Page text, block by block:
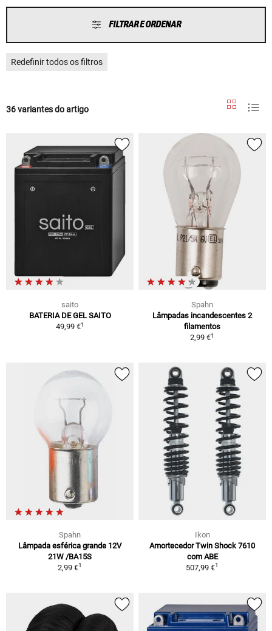
FILTRAR E ORDENAR
Redefinir todos os filtros
36 variantes do artigo
saito
BATERIA DE GEL SAITO
49,99 €1
Spahn
Lâmpadas incandescentes 2
filamentos
2,99 €1
Spahn
Lâmpada esférica grande 12V
21W /BA15S
2,99 €1
Ikon
Amortecedor Twin Shock 7610
com ABE
507,99 €1